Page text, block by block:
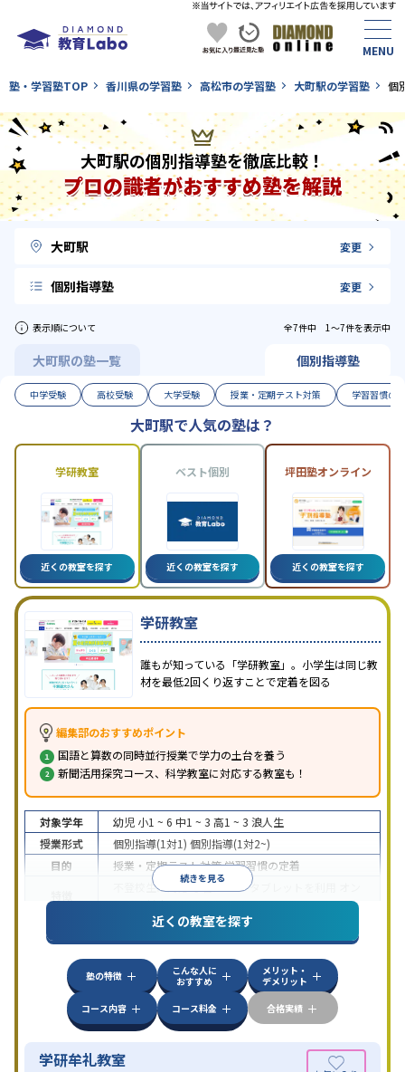
塾・学習塾TOP 香川県の学習塾 高松市の学習塾 大町駅の学習塾 個
大町駅の個別指導塾を徹底比較！
プロの識者がおすすめ塾を解説
大町駅 変更
個別指導塾 変更
表示順について 全7件中 1〜7件を表示中
大町駅の塾一覧 個別指導塾
中学受験 高校受験 大学受験 授業・定期テスト対策 学習習慣の
大町駅で人気の塾は？
学研教室
近くの教室を探す
ベスト個別
近くの教室を探す
坪田塾オンライン
近くの教室を探す
学研教室
誰もが知っている「学研教室」。小学生は同じ教
材を最低2回くり返すことで定着を図る
編集部のおすすめポイント
国語と算数の同時並行授業で学力の土台を養う
新聞活用探究コース、科学教室に対応する教室も！
続きを見る
対象学年 幼児 小1 ~ 6 中1 ~ 3 高1 ~ 3 浪人生
授業形式
個別指導(1対1) 個別指導(1対2~)
目的
授業・定期テスト対策学習習慣の定着
不登校生に対応学習にPC・タブレットを利用
ライン対応
近くの教室を探す
塾の特徴
こんな人に
おすすめ
メリット・
デメリット
コース内容
コース料金 合格実績
学研牟礼教室